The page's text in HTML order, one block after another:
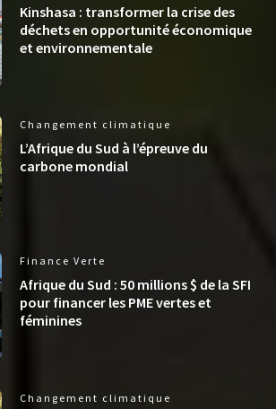
Kinshasa : transformer la crise des
déchets en opportunité économique
et environnementale
Changement climatique
L’Afrique du Sud à l’épreuve du
carbone mondial
Finance Verte
Afrique du Sud : 50 millions $ de la SFI
pour financer les PME vertes et
féminines
Changement climatique